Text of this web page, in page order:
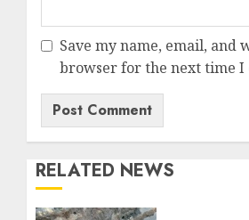
Save my name, email, and
browser for the next time I
RELATED NEWS